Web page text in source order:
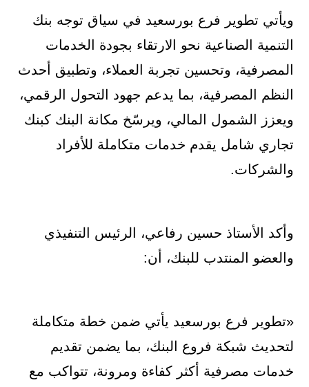
ويأتي تطوير فرع بورسعيد في سياق توجه بنك
التنمية الصناعية نحو الارتقاء بجودة الخدمات
المصرفية، وتحسين تجربة العملاء، وتطبيق أحدث
النظم المصرفية، بما يدعم جهود التحول الرقمي،
ويعزز الشمول المالي، ويرسّخ مكانة البنك كبنك
تجاري شامل يقدم خدمات متكاملة للأفراد
والشركات.
وأكد الأستاذ حسين رفاعي، الرئيس التنفيذي
والعضو المنتدب للبنك، أن:
«تطوير فرع بورسعيد يأتي ضمن خطة متكاملة
لتحديث شبكة فروع البنك، بما يضمن تقديم
خدمات مصرفية أكثر كفاءة ومرونة، تتواكب مع